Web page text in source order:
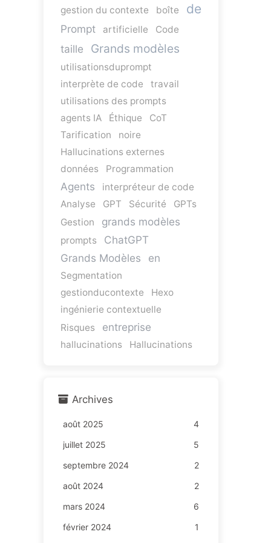
gestion du contexte boîte de
Prompt artificielle Code
taille Grands modèles
utilisationsduprompt
interprète de code
travail
utilisations des prompts
agents IA
Éthique
CoT
Tarification
noire
Hallucinations externes
données
Programmation
Agents
interpréteur de code
Analyse
GPT Sécurité
GPTs
Gestion
grands modèles
prompts
ChatGPT
Grands Modèles
en
Segmentation
gestionducontexte
Hexo
ingénierie contextuelle
Risques
entreprise
hallucinations Hallucinations
Archives
août 2025
4
juillet 2025
5
septembre 2024
2
août 2024
2
mars 2024
6
février 2024
1